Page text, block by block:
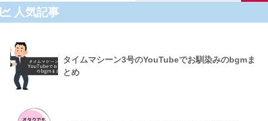
人気記事
タイムマシーン3号のYouTubeでお馴染みのbgmま
とめ